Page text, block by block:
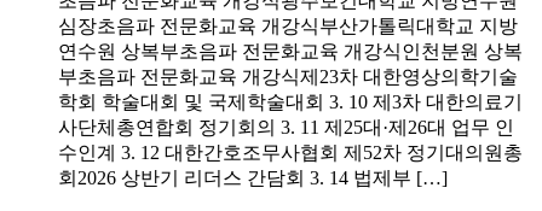
심장초음파 전문화교육 개강식부산가톨릭대학교 지방
연수원 상복부초음파 전문화교육 개강식인천분원 상복
부초음파 전문화교육 개강식제23차 대한영상의학기술
학회 학술대회 및 국제학술대회 3. 10 제3차 대한의료기
사단체총연합회 정기회의 3. 11 제25대·제26대 업무 인
수인계 3. 12 대한간호조무사협회 제52차 정기대의원총
회2026 상반기 리더스 간담회 3. 14 법제부 […]